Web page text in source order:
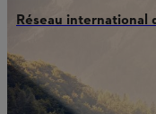
Réseau international